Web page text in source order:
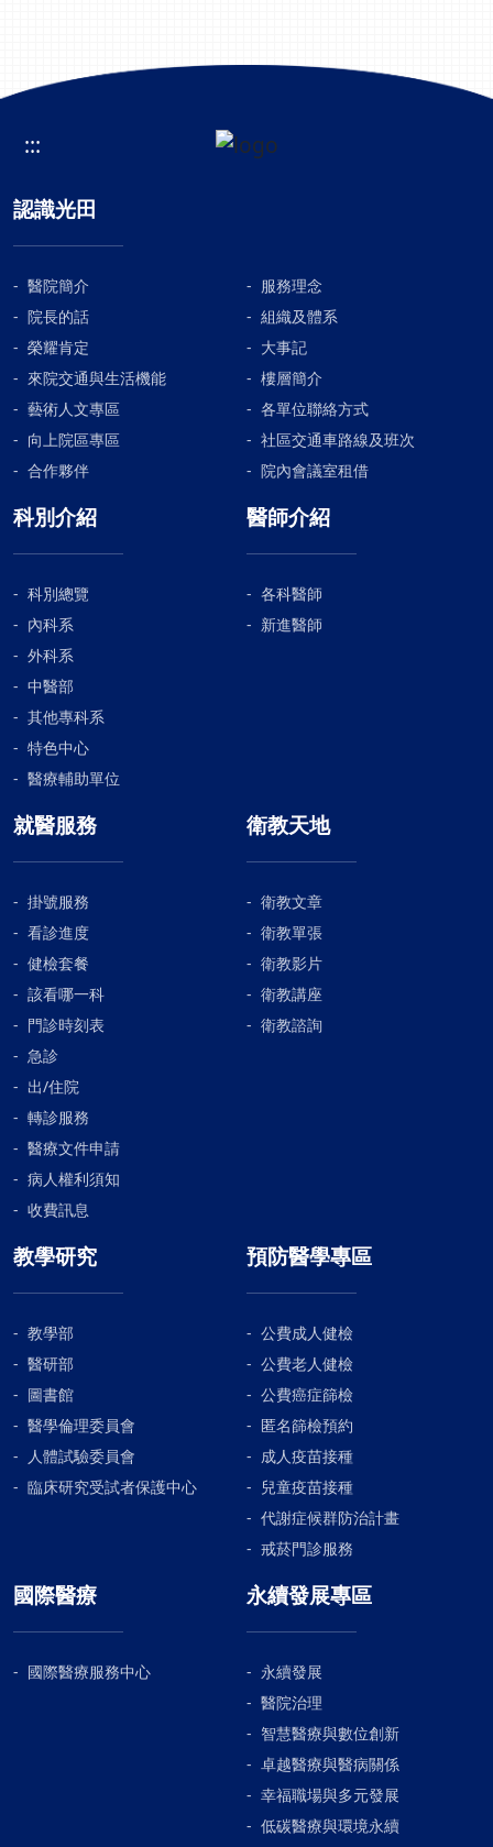
:::
認識光田
醫院簡介
服務理念
院長的話
組織及體系
榮耀肯定
大事記
來院交通與生活機能
樓層簡介
藝術人文專區
各單位聯絡方式
向上院區專區
社區交通車路線及班次
合作夥伴
院內會議室租借
科別介紹
科別總覽
內科系
外科系
中醫部
其他專科系
特色中心
醫療輔助單位
醫師介紹
各科醫師
新進醫師
就醫服務
掛號服務
看診進度
健檢套餐
該看哪一科
門診時刻表
急診
出/住院
轉診服務
醫療文件申請
病人權利須知
收費訊息
衛教天地
衛教文章
衛教單張
衛教影片
衛教講座
衛教諮詢
教學研究
教學部
醫研部
圖書館
醫學倫理委員會
人體試驗委員會
臨床研究受試者保護中心
預防醫學專區
公費成人健檢
公費老人健檢
公費癌症篩檢
匿名篩檢預約
成人疫苗接種
兒童疫苗接種
代謝症候群防治計畫
戒菸門診服務
國際醫療
國際醫療服務中心
永續發展專區
永續發展
醫院治理
智慧醫療與數位創新
卓越醫療與醫病關係
幸福職場與多元發展
低碳醫療與環境永續